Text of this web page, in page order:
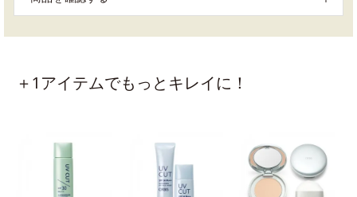
＋1アイテムでもっとキレイに！